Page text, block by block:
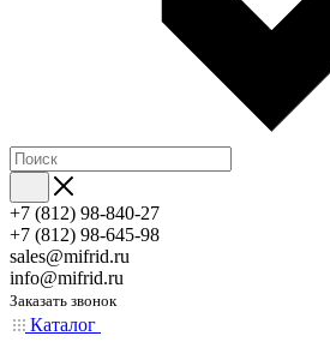
+7 (812) 98-840-27
+7 (812) 98-645-98
sales@mifrid.ru
info@mifrid.ru
Заказать звонок
Каталог